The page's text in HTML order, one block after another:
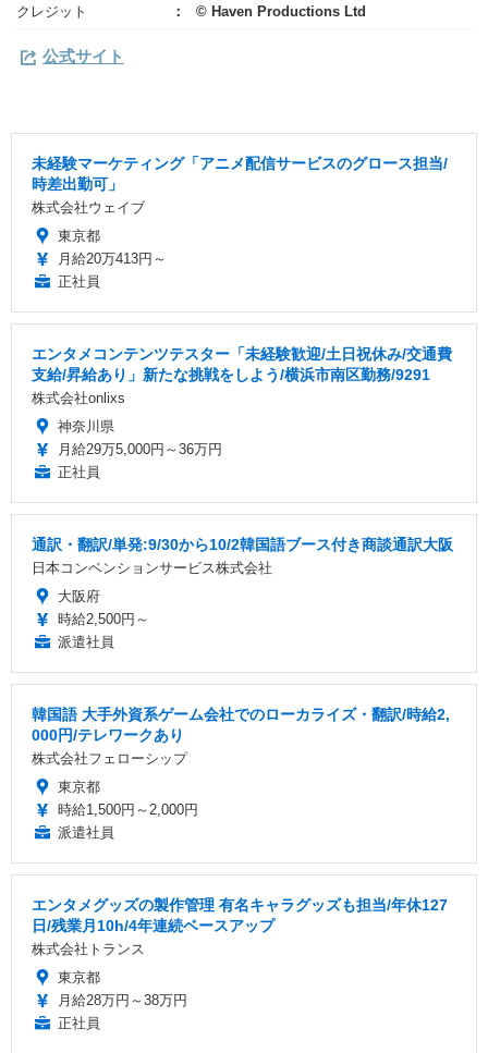
クレジット © Haven Productions Ltd
公式サイト
未経験マーケティング「アニメ配信サービスのグロース担当/
時差出勤可」
株式会社ウェイブ
東京都
月給20万413円～
正社員
エンタメコンテンツテスター「未経験歓迎/土日祝休み/交通費
支給/昇給あり」新たな挑戦をしよう/横浜市南区勤務/9291
株式会社onlixs
神奈川県
月給29万5,000円～36万円
正社員
通訳・翻訳/単発:9/30から10/2韓国語ブース付き商談通訳大阪
日本コンベンションサービス株式会社
大阪府
時給2,500円～
派遣社員
韓国語 大手外資系ゲーム会社でのローカライズ・翻訳/時給2,
000円/テレワークあり
株式会社フェローシップ
東京都
時給1,500円～2,000円
派遣社員
エンタメグッズの製作管理 有名キャラグッズも担当/年休127
日/残業月10h/4年連続ベースアップ
株式会社トランス
東京都
月給28万円～38万円
正社員